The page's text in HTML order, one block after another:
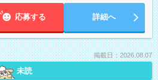
応募する 詳細へ
掲載日：2026.08.07
未読